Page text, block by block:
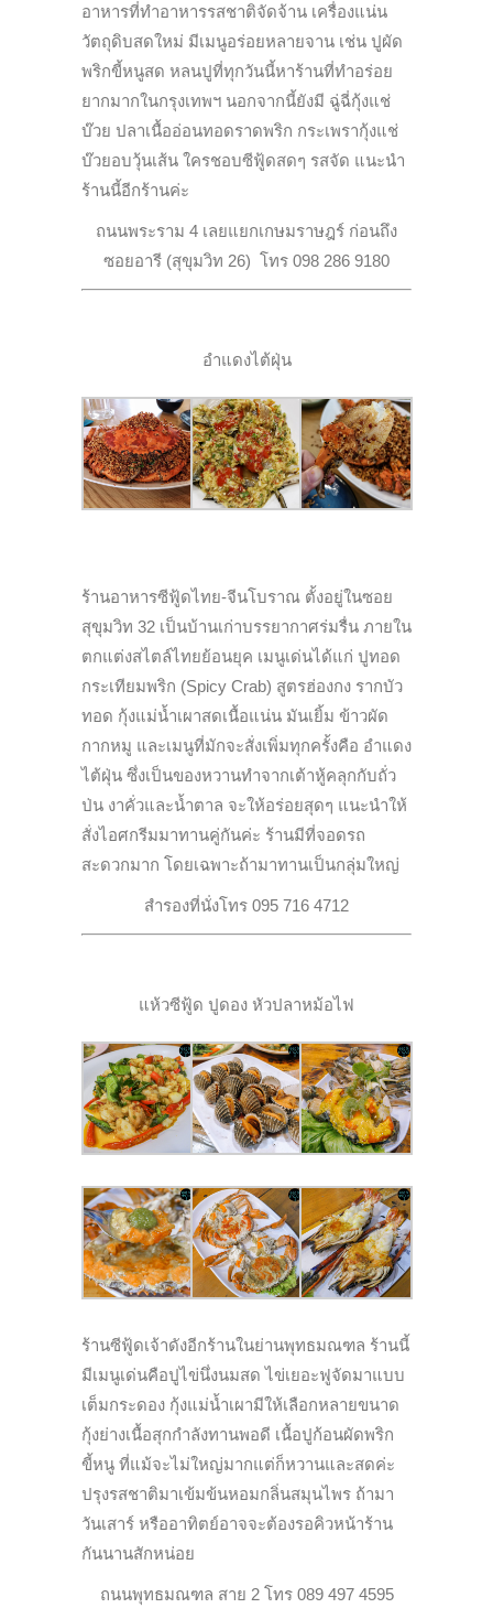
อาหารที่ทำอาหารรสชาติจัดจ้าน เครื่องแน่น
วัตถุดิบสดใหม่ มีเมนูอร่อยหลายจาน เช่น ปูผัด
พริกขี้หนูสด หลนปูที่ทุกวันนี้หาร้านที่ทำอร่อย
ยากมากในกรุงเทพฯ นอกจากนี้ยังมี ฉู่ฉี่กุ้งแช่
บ๊วย ปลาเนื้ออ่อนทอดราดพริก กระเพรากุ้งแช่
บ๊วยอบวุ้นเส้น ใครชอบซีฟู้ดสดๆ รสจัด แนะนำ
ร้านนี้อีกร้านค่ะ
ถนนพระราม 4 เลยแยกเกษมราษฎร์ ก่อนถึง
ซอยอารี (สุขุมวิท 26) โทร 098 286 9180
อำแดงไต้ฝุ่น
ร้านอาหารซีฟู้ดไทย-จีนโบราณ ตั้งอยู่ในซอย
สุขุมวิท 32 เป็นบ้านเก่าบรรยากาศร่มรื่น ภายใน
ตกแต่งสไตล์ไทยย้อนยุค เมนูเด่นได้แก่ ปูทอด
กระเทียมพริก (Spicy Crab) สูตรฮ่องกง รากบัว
ทอด กุ้งแม่น้ำเผาสดเนื้อแน่น มันเยิ้ม ข้าวผัด
กากหมู และเมนูที่มักจะสั่งเพิ่มทุกครั้งคือ อำแดง
ไต้ฝุ่น ซึ่งเป็นของหวานทำจากเต้าหู้คลุกกับถั่ว
ป่น งาคั่วและน้ำตาล จะให้อร่อยสุดๆ แนะนำให้
สั่งไอศกรีมมาทานคู่กันค่ะ ร้านมีที่จอดรถ
สะดวกมาก โดยเฉพาะถ้ามาทานเป็นกลุ่มใหญ่
สำรองที่นั่งโทร 095 716 4712
แห้วซีฟู้ด ปูดอง หัวปลาหม้อไฟ
ร้านซีฟู้ดเจ้าดังอีกร้านในย่านพุทธมณฑล ร้านนี้
มีเมนูเด่นคือปูไข่นึ่งนมสด ไข่เยอะฟูจัดมาแบบ
เต็มกระดอง กุ้งแม่น้ำเผามีให้เลือกหลายขนาด
กุ้งย่างเนื้อสุกกำลังทานพอดี เนื้อปูก้อนผัดพริก
ขี้หนู ที่แม้จะไม่ใหญ่มากแต่ก็หวานและสดค่ะ
ปรุงรสชาติมาเข้มข้นหอมกลิ่นสมุนไพร ถ้ามา
วันเสาร์ หรืออาทิตย์อาจจะต้องรอคิวหน้าร้าน
กันนานสักหน่อย
ถนนพุทธมณฑล สาย 2 โทร 089 497 4595